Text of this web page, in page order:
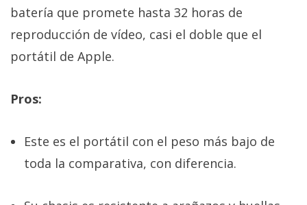
batería que promete hasta 32 horas de
reproducción de vídeo, casi el doble que el
portátil de Apple.
Pros:
Este es el portátil con el peso más bajo de
toda la comparativa, con diferencia.